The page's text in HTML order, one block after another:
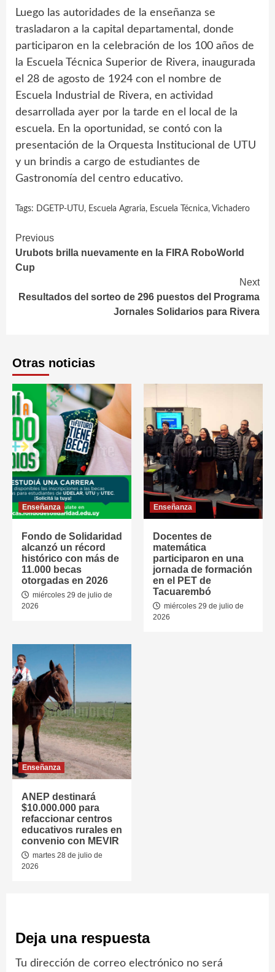
Luego las autoridades de la enseñanza se
trasladaron a la capital departamental, donde
participaron en la celebración de los 100 años de
la Escuela Técnica Superior de Rivera, inaugurada
el 28 de agosto de 1924 con el nombre de
Escuela Industrial de Rivera, en actividad
desarrollada ayer por la tarde en el local de la
escuela. En la oportunidad, se contó con la
presentación de la Orquesta Institucional de UTU
y un brindis a cargo de estudiantes de
Gastronomía del centro educativo.
Tags: DGETP-UTU, Escuela Agraria, Escuela Técnica, Vichadero
Continue
Reading
Previous
Urubots brilla nuevamente en la FIRA RoboWorld
Cup
Next
Resultados del sorteo de 296 puestos del Programa
Jornales Solidarios para Rivera
Otras noticias
Enseñanza
Fondo de Solidaridad
alcanzó un récord
histórico con más de
11.000 becas
otorgadas en 2026
miércoles 29 de julio de
2026
Enseñanza
Docentes de
matemática
participaron en una
jornada de formación
en el PET de
Tacuarembó
miércoles 29 de julio de
2026
Enseñanza
ANEP destinará
$10.000.000 para
refaccionar centros
educativos rurales en
convenio con MEVIR
martes 28 de julio de
2026
Deja una respuesta
Tu dirección de correo electrónico no será